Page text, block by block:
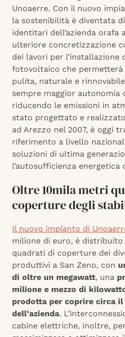
Unoaerre. Con il nuovo
la sostenibilità è diventata
identitari dell’azienda orafa
ulteriore concretizzazione
dei lavori per l’installazione
fotovoltaico che
pulita, naturale e
sempre maggior autonomia
riducendo le emissioni in
stato progettato e
ad Arezzo nel 2007, è oggi
riferimento a livello
soluzioni di ultima
l’autosufficienza energetica
Oltre 10mila metri
coperture degli
Il nuovo impianto di
milione di euro, è
quadrati di coperture dei
produttivi a San Zeno, con
di oltre un megawatt, una
milione e mezzo di
prodotta per coprire circa il
dell’azienda.
cabine elettriche, inoltre,